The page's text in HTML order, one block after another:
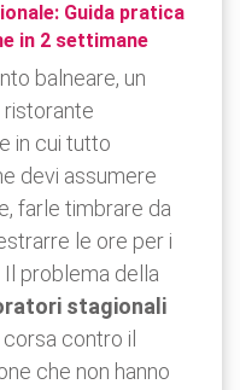
Guida pratica
in 2 settimane
balneare, un
ristorante
in cui tutto
devi assumere
farle timbrare da
le ore per i
problema della
stagionali
contro il
che non hanno